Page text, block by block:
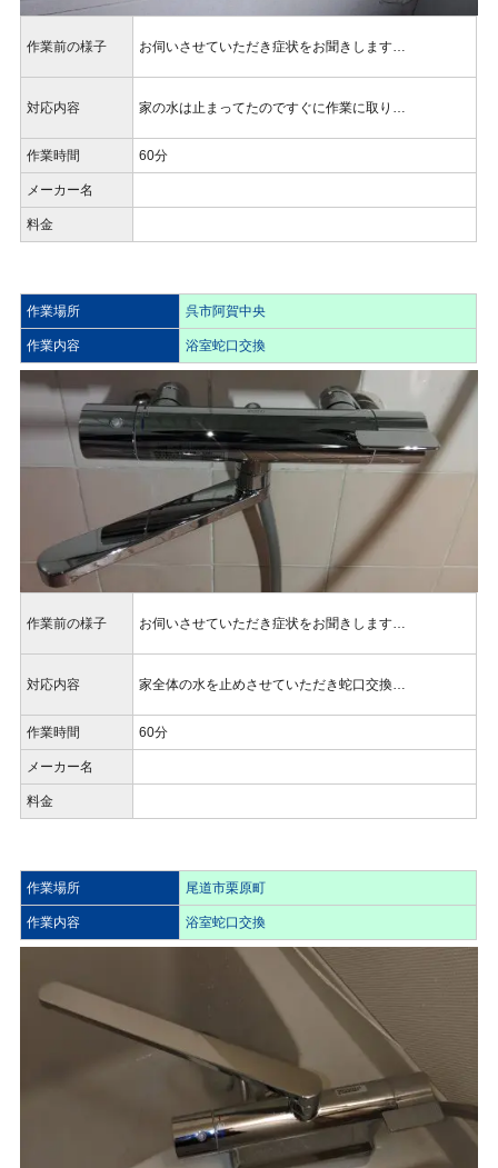
作業前の様子 お伺いさせていただき症状をお聞きします…
対応内容 家の水は止まってたのですぐに作業に取り…
作業時間 60分
メーカー名
料金
作業場所 呉市阿賀中央
作業内容 浴室蛇口交換
作業前の様子 お伺いさせていただき症状をお聞きします…
対応内容 家全体の水を止めさせていただき蛇口交換…
作業時間 60分
メーカー名
料金
作業場所 尾道市栗原町
作業内容 浴室蛇口交換